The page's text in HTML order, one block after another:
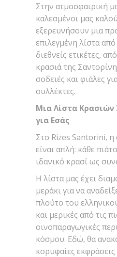
Στην ατμοσφαιρική
καλεσμένοι μας
εξερευνήσουν μια
επιλεγμένη λίστα
διεθνείς ετικέτες,
κρασιά της
σοδειές και φιάλες
συλλέκτες.
Μια Λίστα Κρασιών
για Εσάς
Στο Rizes Santorini, η
είναι απλή: κάθε
ιδανικό κρασί ως
Η λίστα μας έχει
μεράκι για να
πλούτο του
και μερικές από τις
οινοπαραγωγικές
κόσμου. Εδώ, θα
κορυφαίες